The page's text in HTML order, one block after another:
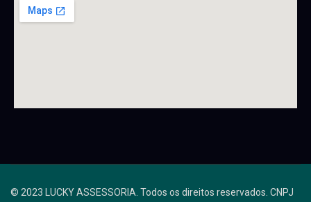
© 2023 LUCKY ASSESSORIA. Todos os direitos reservados. CNPJ